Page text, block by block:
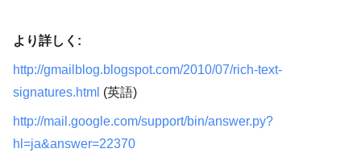
より詳しく:
http://gmailblog.blogspot.com/2010/07/rich-text-
signatures.html (英語)
http://mail.google.com/support/bin/answer.py?
hl=ja&answer=22370